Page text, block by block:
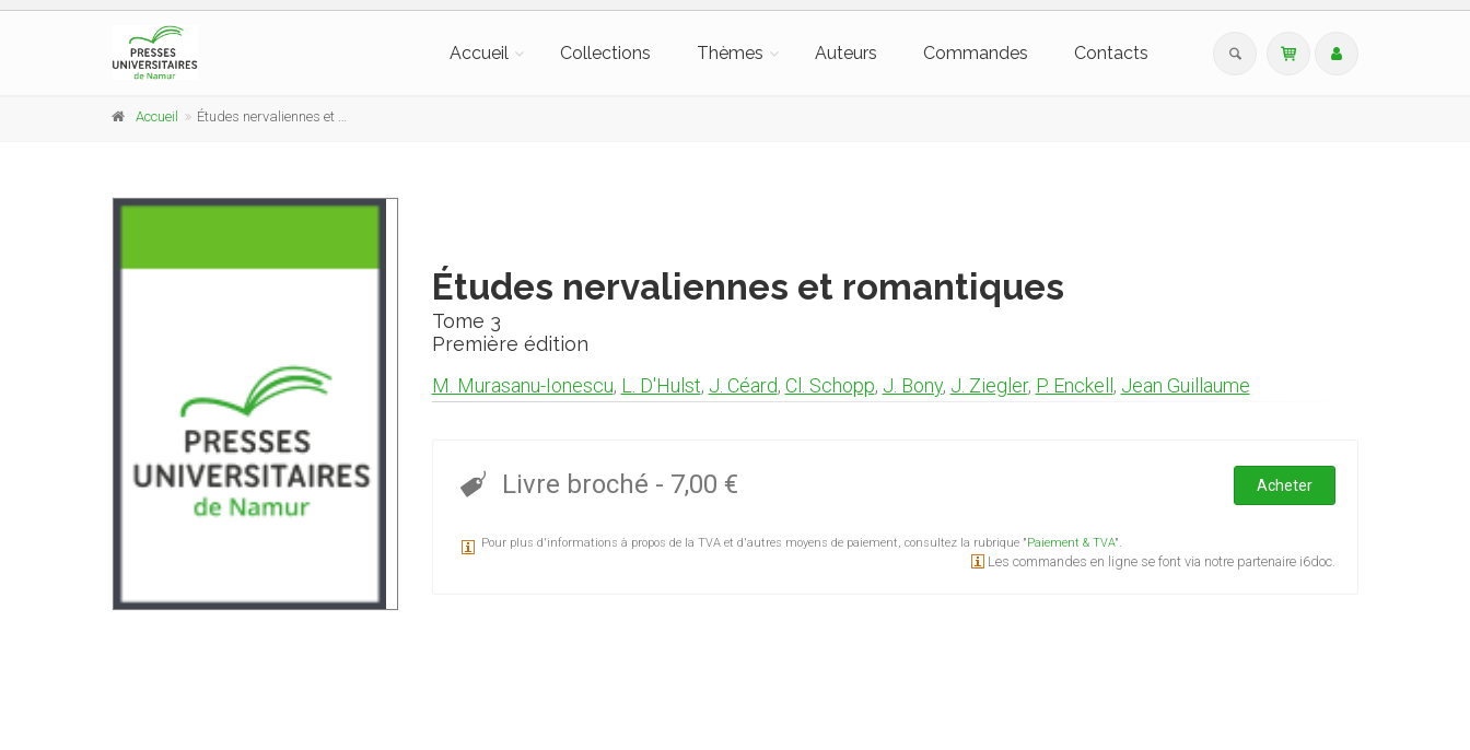
Accueil Collections Thèmes Auteurs Commandes Contacts
Accueil Études nervaliennes et romantiques
Études nervaliennes et romantiques
Tome 3
Première édition
M. Murasanu-Ionescu, L. D'Hulst, J. Céard, Cl. Schopp, J. Bony, J. Ziegler, P. Enckell , Jean Guillaume
Livre broché - 7,00 € Acheter
Pour plus d'informations à propos de la TVA et d'autres moyens de paiement, consultez la rubrique "Paiement & TVA".
Les commandes en ligne se font via notre partenaire i6doc.